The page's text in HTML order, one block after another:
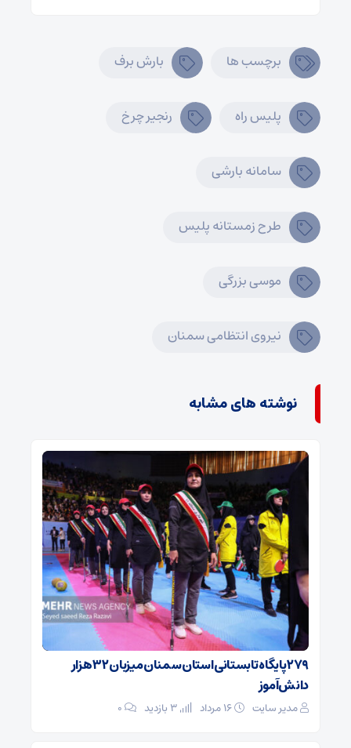
برچسب ها بارش برف
پلیس راه رنجیر چرخ
سامانه بارشی
طرح زمستانه پلیس
موسی بزرگی
نیروی انتظامی سمنان
نوشته های مشابه
۲۷۹ پایگاه تابستانی استان سمنان میزبان ۳۲ هزار
دانش‌آموز
مدیر سایت ۰